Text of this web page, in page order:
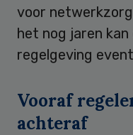
voor
het nog jaren
regelgeving
Vooraf
achteraf